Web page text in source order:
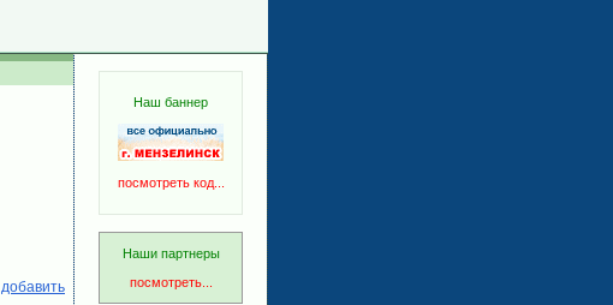
добавить
Наш баннер
посмотреть код...
Наши партнеры
посмотреть...